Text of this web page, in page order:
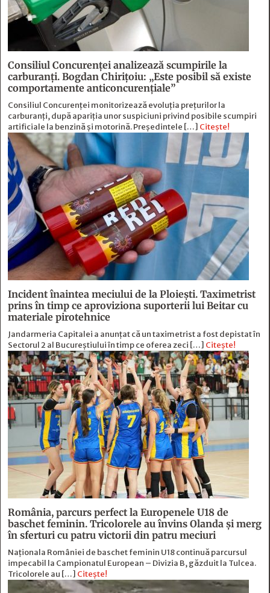
Consiliul Concurenței analizează scumpirile la
carburanți. Bogdan Chirițoiu: „Este posibil să existe
comportamente anticoncurențiale”
Consiliul Concurenței monitorizează evoluția prețurilor la
carburanți, după apariția unor suspiciuni privind posibile scumpiri
artificiale la benzină și motorină. Președintele […] Citește!
Incident înaintea meciului de la Ploiești. Taximetrist
prins în timp ce aproviziona suporterii lui Beitar cu
materiale pirotehnice
Jandarmeria Capitalei a anunțat că un taximetrist a fost depistat în
Sectorul 2 al Bucureștiului în timp ce oferea zeci […] Citește!
România, parcurs perfect la Europenele U18 de
baschet feminin. Tricolorele au învins Olanda și merg
în sferturi cu patru victorii din patru meciuri
Naționala României de baschet feminin U18 continuă parcursul
impecabil la Campionatul European – Divizia B, găzduit la Tulcea.
Tricolorele au […] Citește!